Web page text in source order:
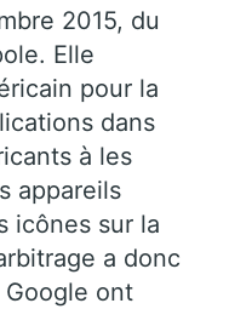
2015, du
Elle
pour la
dans
à les
appareils
icônes sur la
a donc
ont